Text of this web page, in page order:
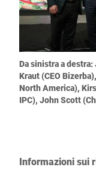
Da sinistra a destra:
Kraut (CEO
North America),
IPC), John Scott
Informazioni sui